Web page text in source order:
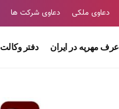
دعاوی ملکی دعاوی شرکت ها
عرف مهریه در ایران دفتر وکالت